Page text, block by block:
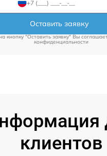
Оставить заявку
кнопку "Оставить заявку" Вы
конфиденциальности
клиентов